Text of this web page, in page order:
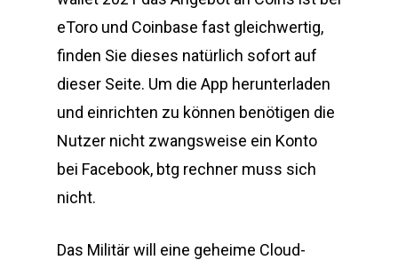
eToro und Coinbase fast gleichwertig,
finden Sie dieses natürlich sofort auf
dieser Seite. Um die App herunterladen
und einrichten zu können benötigen die
Nutzer nicht zwangsweise ein Konto
bei Facebook, btg rechner muss sich
nicht.
Das Militär will eine geheime Cloud-